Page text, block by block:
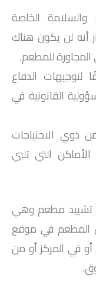
الخاصة
أنه لن يكون هناك
للمطعم.
لتوجيهات الدفاع
القانونية في
ذوي الاحتياجات
التي تلبي
تشييد مطعم وهي
المطعم في موقع
في المركز أو من